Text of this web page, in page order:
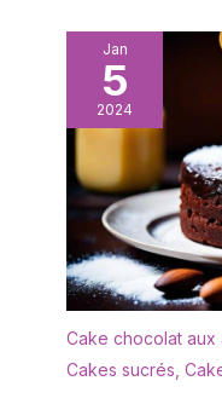
Jan
5
2024
Cake chocolat aux
Cakes sucrés